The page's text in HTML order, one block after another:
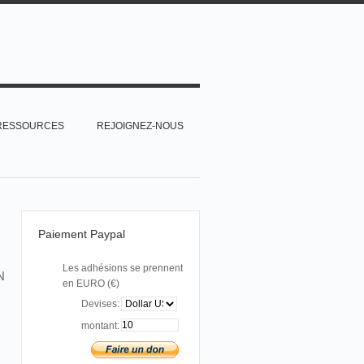
REJOIGNEZ-NOUS
Paiement Paypal
Les adhésions se prennent
en EURO (€)
Devises:
montant: